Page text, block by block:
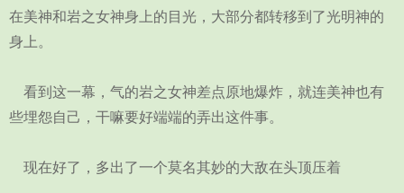
在美神和岩之女神身上的目光，大部分都转移到了光明神的
身上。
看到这一幕，气的岩之女神差点原地爆炸，就连美神也有
些埋怨自己，干嘛要好端端的弄出这件事。
现在好了，多出了一个莫名其妙的大敌在头顶压着